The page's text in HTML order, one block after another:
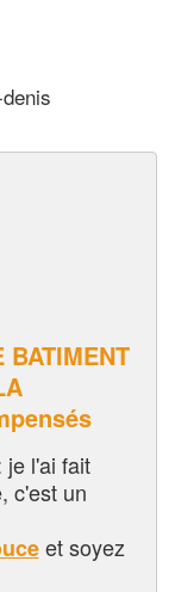
je l'ai fait
c'est un
et soyez